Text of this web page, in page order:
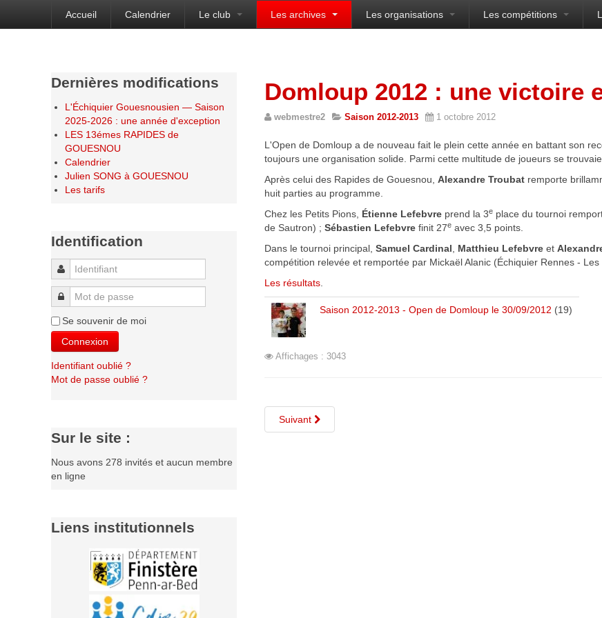
Bienvenue sur le site de l'Échiquier Gouesnousien
Accueil Calendrier Le club Les archives Les organisations Les compétitions
Domloup 2012 : une victoire
webmestre2 Saison 2012-2013 1 octobre 2012
L'Open de Domloup a de nouveau fait le plein cette année en battant son
toujours une organisation solide. Parmi cette multitude de joueurs se
Après celui des Rapides de Gouesnou, Alexandre Troubat remporte
huit parties au programme.
Chez les Petits Pions, Étienne Lefebvre prend la 3e place du tournoi
de Sautron) ; Sébastien Lefebvre finit 27e avec 3,5 points.
Dans le tournoi principal, Samuel Cardinal Matthieu Lefebvre et
compétition relevée et remportée par Mickaël Alanic (Échiquier Rennes - Les
Les résultats
Saison 2012-2013 - Open de Domloup le 30/09/2012 (19)
Affichages : 3043
Suivant
Dernières modifications
L'Échiquier Gouesnousien — Saison
2025-2026 : une année d'exception
LES 13émes RAPIDES de
GOUESNOU
Calendrier
Julien SONG à GOUESNOU
Les tarifs
Identification
Identifiant
Mot de passe
Se souvenir de moi
Connexion
Identifiant oublié ?
Mot de passe oublié ?
Sur le site :
Nous avons 278 invités et aucun membre
en ligne
Liens institutionnels